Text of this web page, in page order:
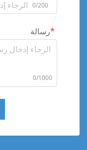
0/200
رسالة
0/1000